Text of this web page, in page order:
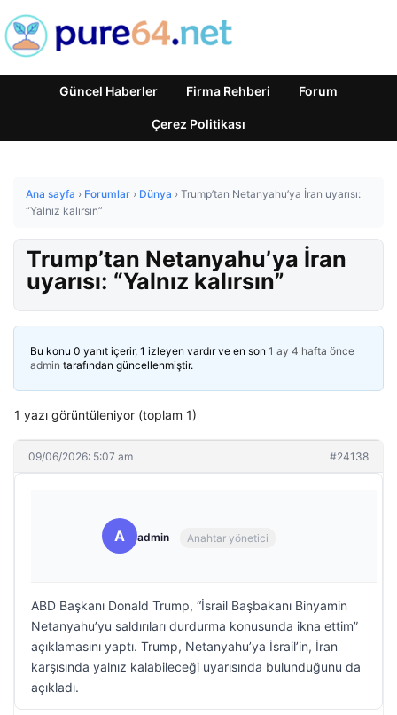
Güncel Haberler Firma Rehberi Forum
Çerez Politikası
Ana sayfa › Forumlar › Dünya › Trump’tan Netanyahu’ya İran uyarısı:
“Yalnız kalırsın”
Trump’tan Netanyahu’ya İran
uyarısı: “Yalnız kalırsın”
Bu konu 0 yanıt içerir, 1 izleyen vardır ve en son 1 ay 4 hafta önce
admin tarafından güncellenmiştir.
1 yazı görüntüleniyor (toplam 1)
09/06/2026: 5:07 am #24138
A admin Anahtar yönetici
ABD Başkanı Donald Trump, “İsrail Başbakanı Binyamin
Netanyahu’yu saldırıları durdurma konusunda ikna ettim”
açıklamasını yaptı. Trump, Netanyahu’ya İsrail’in, İran
karşısında yalnız kalabileceği uyarısında bulunduğunu da
açıkladı.